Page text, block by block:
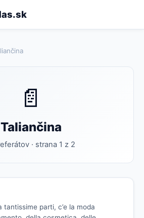
📄
Taliančina
· strana 1 z 2
tantissime parti, c’e la moda